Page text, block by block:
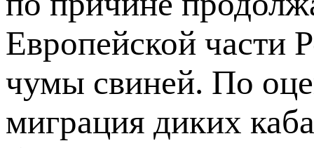
Европейской части
чумы свиней. По
миграция диких